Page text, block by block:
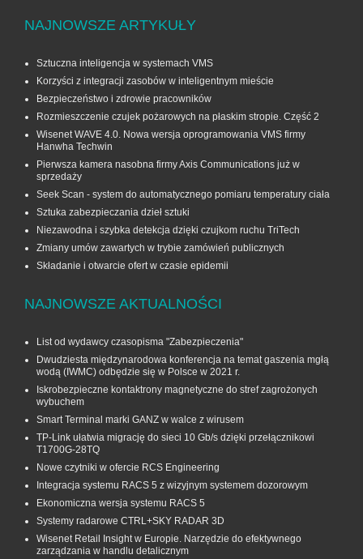
NAJNOWSZE ARTYKUŁY
Sztuczna inteligencja w systemach VMS
Korzyści z integracji zasobów w inteligentnym mieście
Bezpieczeństwo i zdrowie pracowników
Rozmieszczenie czujek pożarowych na płaskim stropie. Część 2
Wisenet WAVE 4.0. Nowa wersja oprogramowania VMS firmy
Hanwha Techwin
Pierwsza kamera nasobna firmy Axis Communications już w
sprzedaży
Seek Scan - system do automatycznego pomiaru temperatury ciała
Sztuka zabezpieczania dzieł sztuki
Niezawodna i szybka detekcja dzięki czujkom ruchu TriTech
Zmiany umów zawartych w trybie zamówień publicznych
Składanie i otwarcie ofert w czasie epidemii
NAJNOWSZE AKTUALNOŚCI
List od wydawcy czasopisma "Zabezpieczenia"
Dwudziesta międzynarodowa konferencja na temat gaszenia mgłą
wodą (IWMC) odbędzie się w Polsce w 2021 r.
Iskrobezpieczne kontaktrony magnetyczne do stref zagrożonych
wybuchem
Smart Terminal marki GANZ w walce z wirusem
TP-Link ułatwia migrację do sieci 10 Gb/s dzięki przełącznikowi
T1700G‑28TQ
Nowe czytniki w ofercie RCS Engineering
Integracja systemu RACS 5 z wizyjnym systemem dozorowym
Ekonomiczna wersja systemu RACS 5
Systemy radarowe CTRL+SKY RADAR 3D
Wisenet Retail Insight w Europie. Narzędzie do efektywnego
zarządzania w handlu detalicznym